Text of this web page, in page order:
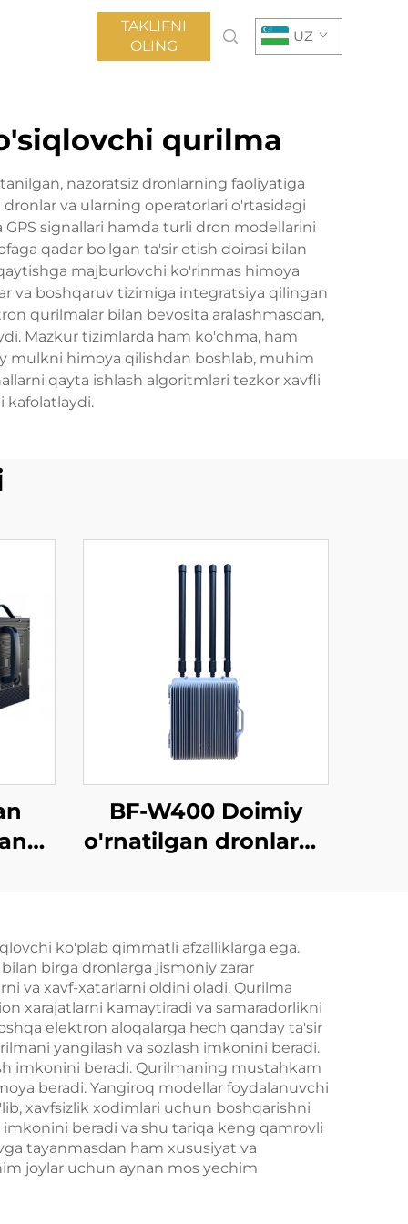
TAKLIFNI
OLING
UZ
qurilma
nazoratsiz dronlarning faoliyatiga
va ularning operatorlari o'rtasidagi
GPS signallari hamda turli dron modellarini
qadar bo'lgan ta'sir etish doirasi bilan
majburlovchi ko'rinmas himoya
va boshqaruv tizimiga integratsiya qilingan
qurilmalar bilan bevosita aralashmasdan,
Mazkur tizimlarda ham ko'chma, ham
mulkni himoya qilishdan boshlab, muhim
qayta ishlash algoritmlari tezkor xavfli
kafolatlaydi.
BF-W400 Doimiy
o'rnatilgan dronlarga
ko'plab qimmatli afzalliklarga ega.
birga dronlarga jismoniy zarar
va xavf-xatarlarni oldini oladi. Qurilma
xarajatlarni kamaytiradi va samaradorlikni
elektron aloqalarga hech qanday ta'sir
yangilash va sozlash imkonini beradi.
imkonini beradi. Qurilmaning mustahkam
beradi. Yangiroq modellar foydalanuvchi
xavfsizlik xodimlari uchun boshqarishni
beradi va shu tariqa keng qamrovli
tayanmasdan ham xususiyat va
joylar uchun aynan mos yechim